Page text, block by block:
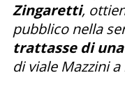
Zingaretti,
pubblico nella
trattasse di
di viale Mazzini